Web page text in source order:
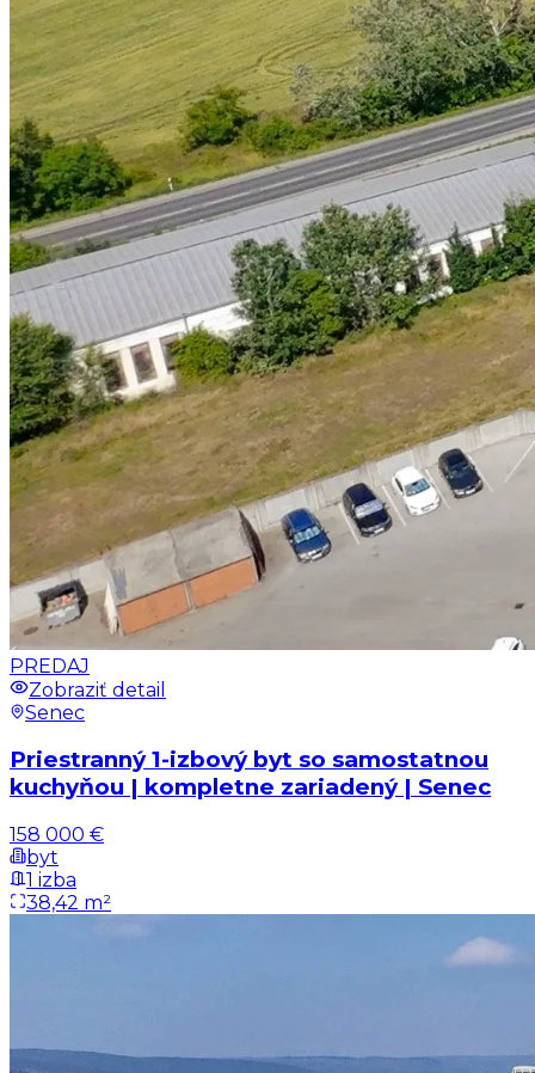
PREDAJ
Zobraziť detail
Senec
Priestranný 1-izbový byt so samostatnou
kuchyňou | kompletne zariadený | Senec
158 000 €
byt
1 izba
38,42 m²